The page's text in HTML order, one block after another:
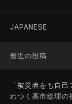
JAPANESE
最近の投稿
「被災者をも自
わつく高市総理の